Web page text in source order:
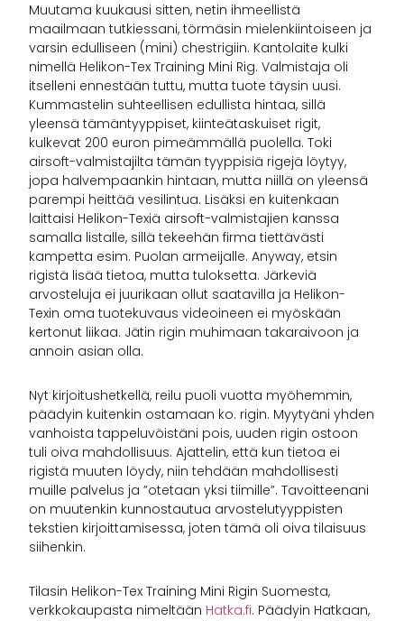
Muutama kuukausi sitten, netin ihmeellistä
maailmaan tutkiessani, törmäsin mielenkiintoiseen ja
varsin edulliseen (mini) chestrigiin. Kantolaite kulki
nimellä Helikon-Tex Training Mini Rig. Valmistaja oli
itselleni ennestään tuttu, mutta tuote täysin uusi.
Kummastelin suhteellisen edullista hintaa, sillä
yleensä tämäntyyppiset, kiinteätaskuiset rigit,
kulkevat 200 euron pimeämmällä puolella. Toki
airsoft-valmistajilta tämän tyyppisiä rigejä löytyy,
jopa halvempaankin hintaan, mutta niillä on yleensä
parempi heittää vesilintua. Lisäksi en kuitenkaan
laittaisi Helikon-Texiä airsoft-valmistajien kanssa
samalla listalle, sillä tekeehän firma tiettävästi
kampetta esim. Puolan armeijalle. Anyway, etsin
rigistä lisää tietoa, mutta tuloksetta. Järkeviä
arvosteluja ei juurikaan ollut saatavilla ja Helikon-
Texin oma tuotekuvaus videoineen ei myöskään
kertonut liikaa. Jätin rigin muhimaan takaraivoon ja
annoin asian olla.
Nyt kirjoitushetkellä, reilu puoli vuotta myöhemmin,
päädyin kuitenkin ostamaan ko. rigin. Myytyäni yhden
vanhoista tappeluvöistäni pois, uuden rigin ostoon
tuli oiva mahdollisuus. Ajattelin, että kun tietoa ei
rigistä muuten löydy, niin tehdään mahdollisesti
muille palvelus ja ”otetaan yksi tiimille”. Tavoitteenani
on muutenkin kunnostautua arvostelutyyppisten
tekstien kirjoittamisessa, joten tämä oli oiva tilaisuus
siihenkin.
Tilasin Helikon-Tex Training Mini Rigin Suomesta,
verkkokaupasta nimeltään Hatka.fi. Päädyin Hatkaan,